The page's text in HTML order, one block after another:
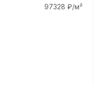
97328 ₽/м²